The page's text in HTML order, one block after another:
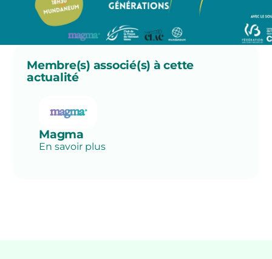
Membre(s) associé(s) à cette
actualité
Magma
En savoir plus